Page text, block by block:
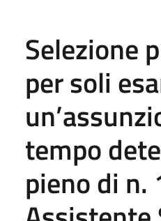
Selezione
per soli
tempo
pieno di n.